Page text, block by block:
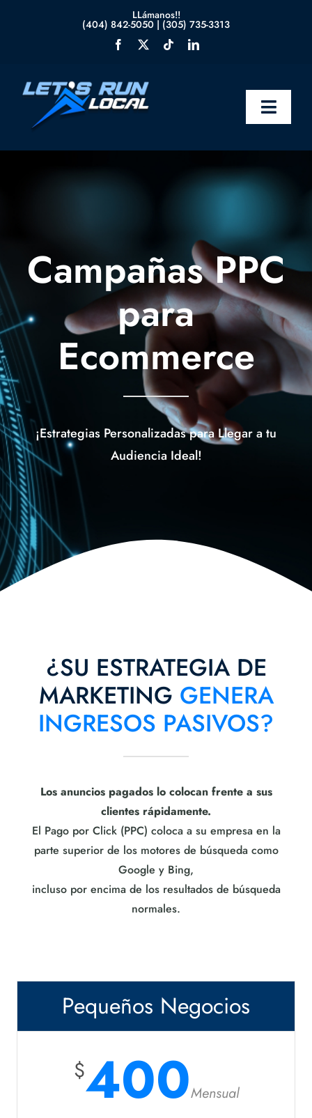
LLámanos!!
(404) 842-5050 | (305) 735-3313
Toggle
Blog
Contáctanos
Campañas PPC
para
Ecommerce
¡Estrategias Personalizadas para Llegar a tu
Audiencia Ideal!
¿SU ESTRATEGIA DE
MARKETING GENERA
INGRESOS PASIVOS?
Los anuncios pagados lo colocan frente a sus
clientes rápidamente.
El Pago por Click (PPC) coloca a su empresa en la
parte superior de los motores de búsqueda como
Google y Bing,
incluso por encima de los resultados de búsqueda
normales.
Pequeños Negocios
$400Mensual